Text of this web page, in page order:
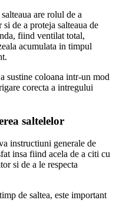
are rolul de a
de a proteja salteaua de
fiind ventilat total,
acumulata in timpul
sustine coloana intr-un mod
corecta a intregului
saltelelor
instructiuni generale de
insa fiind acela de a citi cu
si de a le respecta
de saltea, este important